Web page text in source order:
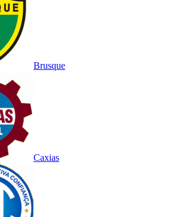
Brusque
Caxias